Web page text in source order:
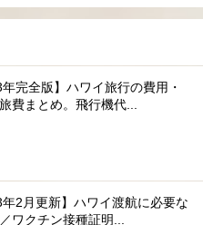
年完全版】ハワイ旅行の費用・
費まとめ。飛行機代...
年2月更新】ハワイ渡航に必要な
ワクチン接種証明...